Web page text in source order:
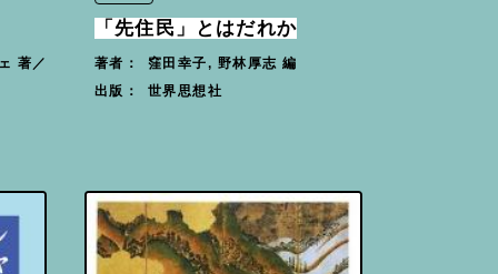
著／
「先住民」とはだれか
著者： 窪田幸子, 野林厚志 編
出版： 世界思想社